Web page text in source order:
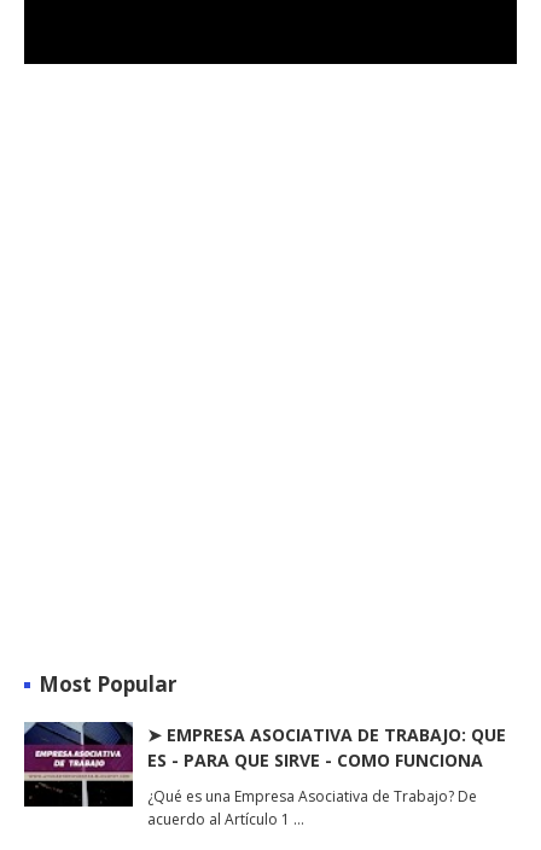
Most Popular
➤ EMPRESA ASOCIATIVA DE TRABAJO: QUE
ES - PARA QUE SIRVE - COMO FUNCIONA
¿Qué es una Empresa Asociativa de Trabajo? De
acuerdo al Artículo 1 …